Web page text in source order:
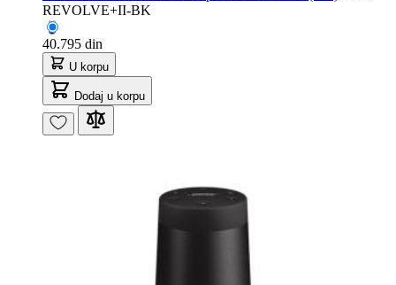
REVOLVE+II-BK
40.795 din
U korpu
Dodaj u korpu